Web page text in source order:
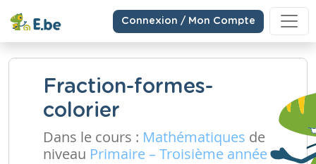
Connexion / Mon Compte
Fraction-formes-
colorier
Dans le cours : Mathématiques de
niveau Primaire – Troisième année